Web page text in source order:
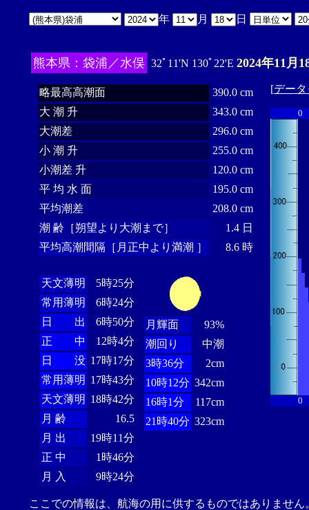
年 月 日
熊本県：袋浦／水俣 32ﾟ11'N 130ﾟ22'E 2024年11月
略最高高潮面
390.0 cm
大 潮 升
343.0 cm
大潮差
296.0 cm
小 潮 升
255.0 cm
小潮差 升
120.0 cm
平 均 水 面
195.0 cm
平均潮差
208.0 cm
潮 齢［朔望より大潮まで］
1.4 日
平均高潮間隔［月正中より満潮 ］
8.6 時
天文薄明
5時25分
常用薄明
6時24分
日 出
6時50分
正 中
12時4分
日 没 17時17分
常用薄明 17時43分
天文薄明 18時42分
月 齢
16.5
月 出
19時11分
正 中
1時46分
月 入
9時24分
月輝面
93%
潮回り
中潮
3時36分
2cm
10時12分 342cm
16時1分
117cm
21時40分 323cm
[デー
0
0
ここでの情報は、航海の用に供するものではありませ